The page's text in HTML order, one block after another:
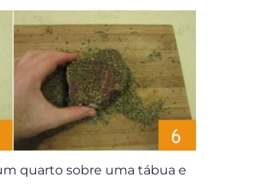
quarto sobre uma tábua e